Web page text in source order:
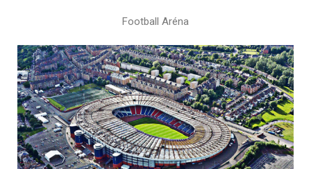
Football Aréna